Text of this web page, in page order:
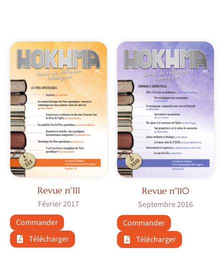
Revue n°111
Février 2017
Commander
Télécharger
Revue n°110
Septembre 2016
Commander
Télécharger